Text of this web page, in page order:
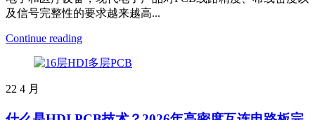
及信号完整性的要求越来越高...
Continue reading
22 4 月